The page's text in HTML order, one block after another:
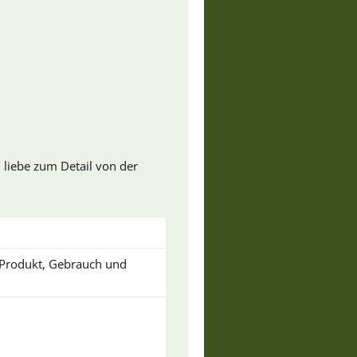
liebe zum Detail von der
Gebrauch und